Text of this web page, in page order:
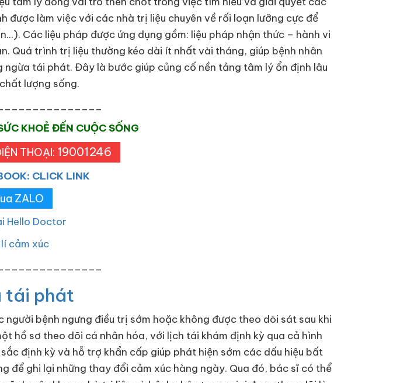
được làm việc với các nhà trị liệu chuyên về rối loạn lưỡng cực để
Các liệu pháp được ứng dụng gồm: liệu pháp nhận thức – hành vi
Quá trình trị liệu thường kéo dài ít nhất vài tháng, giúp bệnh nhân
tái phát. Đây là bước giúp củng cố nền tảng tâm lý ổn định lâu
lượng sống.
KHOẺ ĐẾN CUỘC SỐNG
THOẠI: 19001246
CLICK LINK
ZALO
Hello Doctor
cảm xúc
tái phát
bệnh ngưng điều trị sớm hoặc không được theo dõi sát sau khi
hồ sơ theo dõi cá nhân hóa, với lịch tái khám định kỳ qua cả hình
định kỳ và hỗ trợ khẩn cấp giúp phát hiện sớm các dấu hiệu bất
ghi lại những thay đổi cảm xúc hàng ngày. Qua đó, bác sĩ có thể